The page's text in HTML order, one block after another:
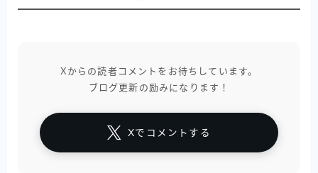
Xからの読者コメントをお待ちしています。
ブログ更新の励みになります！
Xでコメントする